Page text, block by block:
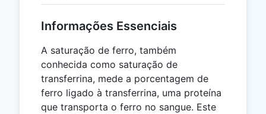
Informações Essenciais
A saturação de ferro, também
conhecida como saturação de
transferrina, mede a porcentagem de
ferro ligado à transferrina, uma proteína
que transporta o ferro no sangue. Este